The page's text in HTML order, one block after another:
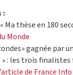
:
thèse en 180
Monde
gagnée par
» : les trois
de France Info